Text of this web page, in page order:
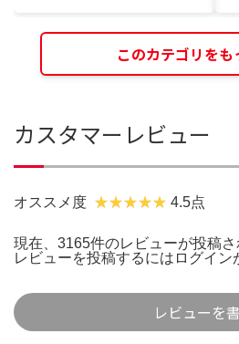
このカテゴリをも
カスタマーレビュー
オススメ度 4.5点
現在、3165件のレビューが投稿さ
レビューを投稿するには ログイン
レビューを